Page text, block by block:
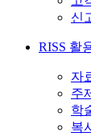
신
RISS 활
자
주
학
복